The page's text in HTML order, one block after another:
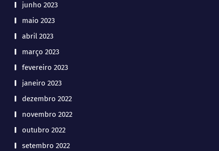
junho 2023
maio 2023
abril 2023
março 2023
fevereiro 2023
janeiro 2023
dezembro 2022
novembro 2022
outubro 2022
setembro 2022